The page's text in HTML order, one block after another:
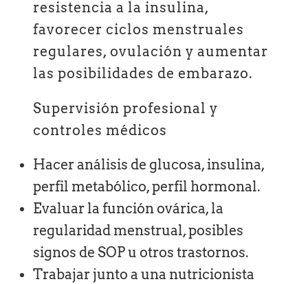
resistencia a la insulina,
favorecer ciclos menstruales
regulares, ovulación y aumentar
las posibilidades de embarazo.
Supervisión profesional y
controles médicos
Hacer análisis de glucosa, insulina,
perfil metabólico, perfil hormonal.
Evaluar la función ovárica, la
regularidad menstrual, posibles
signos de SOP u otros trastornos.
Trabajar junto a una nutricionista